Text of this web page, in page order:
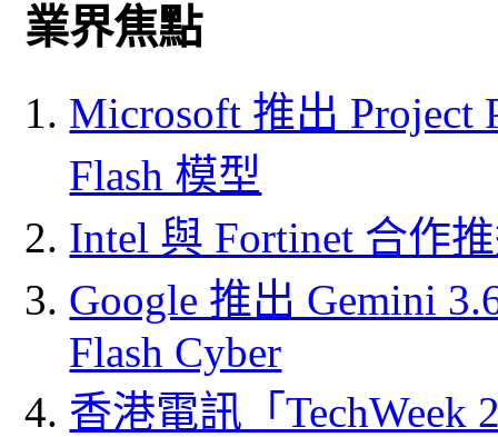
業界焦點
Microsoft 推出 Project
Flash 模型
Intel 與 Fortinet 合作
Google 推出 Gemini
Flash Cyber
香港電訊「